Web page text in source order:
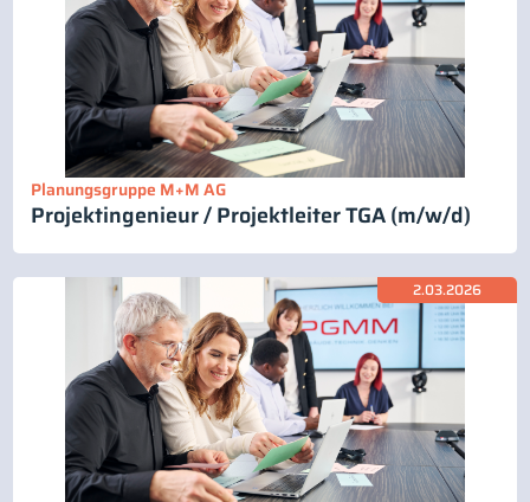
Planungsgruppe M+M AG
Projektingenieur / Projektleiter TGA (m/w/d)
2.03.2026